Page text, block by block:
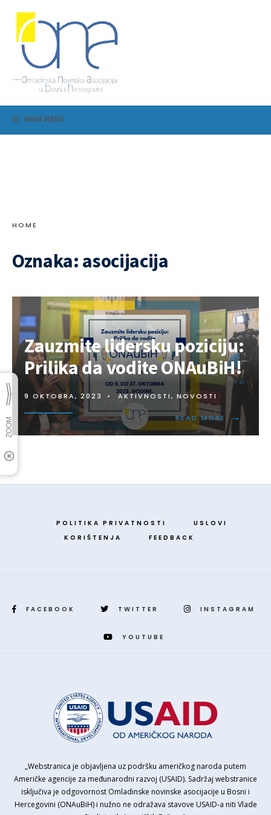
MAIN MENU
HOME
Oznaka: asocijacija
Zauzmite lidersku poziciju:
Prilika da vodite ONAuBiH!
9 OKTOBRA, 2023 • AKTIVNOSTI, NOVOSTI
READ MORE →
POLITIKA PRIVATNOSTI
USLOVI
KORIŠTENJA
FEEDBACK
FACEBOOK TWITTER INSTAGRAM
YOUTUBE
„Webstranica je objavljena uz podršku američkog naroda putem
Američke agencije za međunarodni razvoj (USAID). Sadržaj webstranice
isključiva je odgovornost Omladinske novinske asocijacije u Bosni i
Hercegovini (ONAuBiH) i nužno ne odražava stavove USAID-a niti Vlade